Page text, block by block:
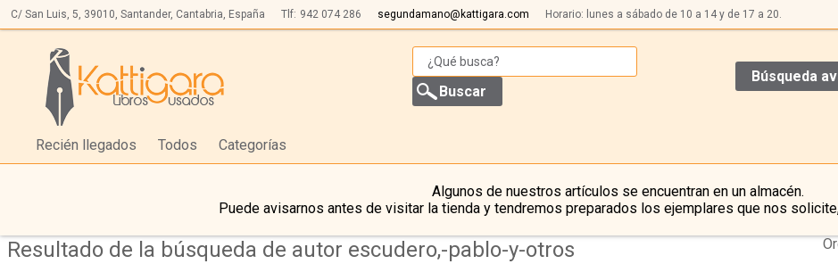
C/ San Luis, 5, 39010, Santander, Cantabria, España Tlf: 942 074 286 segundamano@kattigara.com Horario: lunes a sábado de 10 a 14 y de 17 a 20.
Búsqueda
Recién llegados Todos Categorías
Algunos de nuestros artículos se encuentran en un almacén.
Puede avisarnos antes de visitar la tienda y tendremos preparados los ejemplares que nos
Resultado de la búsqueda de autor escudero,-pablo-y-otros